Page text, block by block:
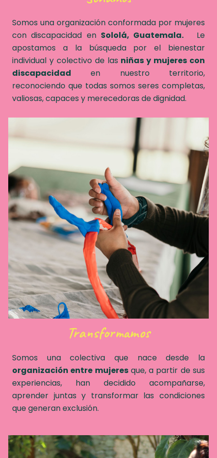
Somos una organización conformada por mujeres
con discapacidad en Sololá, Guatemala.
Le
apostamos a la búsqueda por el bienestar
individual y colectivo de las niñas y mujeres con
discapacidad en nuestro territorio,
reconociendo que todas somos seres completas,
valiosas, capaces y merecedoras de dignidad.
Transformamos
Somos una colectiva que nace desde la
organización entre mujeresque, a partir de sus
experiencias, han decidido acompañarse,
aprender juntas y transformar las condiciones
que generan exclusión.